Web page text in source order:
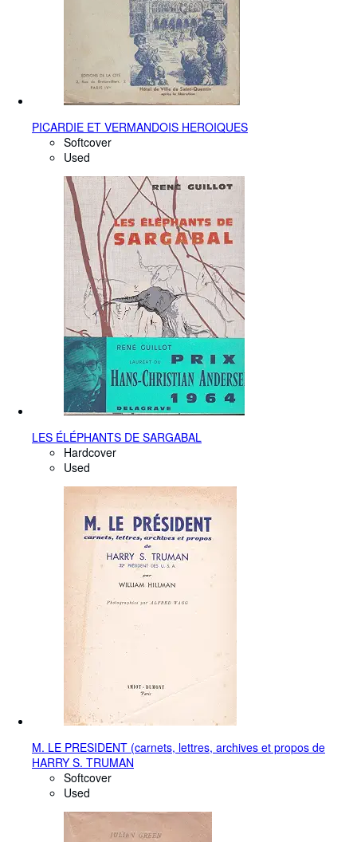
PICARDIE ET VERMANDOIS HEROIQUES
Softcover
Used
LES ÉLÉPHANTS DE SARGABAL
Hardcover
Used
M. LE PRESIDENT (carnets, lettres, archives et propos de
HARRY S. TRUMAN
Softcover
Used